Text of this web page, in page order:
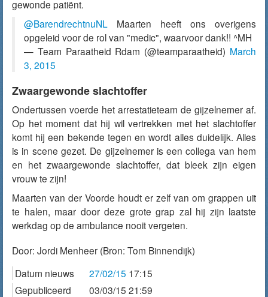
gewonde patiënt.
@BarendrechtnuNL Maarten heeft ons overigens
opgeleid voor de rol van "medic", waarvoor dank!! ^MH
— Team Paraatheid Rdam (@teamparaatheid) March
3, 2015
Zwaargewonde slachtoffer
Ondertussen voerde het arrestatieteam de gijzelnemer af.
Op het moment dat hij wil vertrekken met het slachtoffer
komt hij een bekende tegen en wordt alles duidelijk. Alles
is in scene gezet. De gijzelnemer is een collega van hem
en het zwaargewonde slachtoffer, dat bleek zijn eigen
vrouw te zijn!
Maarten van der Voorde houdt er zelf van om grappen uit
te halen, maar door deze grote grap zal hij zijn laatste
werkdag op de ambulance nooit vergeten.
Door: Jordi Menheer (Bron: Tom Binnendijk)
Datum nieuws
27/02/15 17:15
Gepubliceerd
03/03/15 21:59